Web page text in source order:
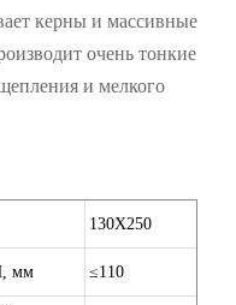
керны и массивные
очень тонкие
и мелкого
130X250
мм ≤110